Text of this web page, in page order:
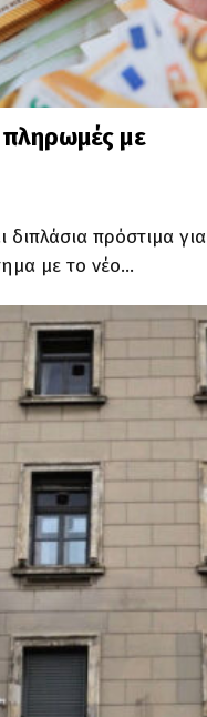
πληρωμές με
πρόστιμα για
με το νέο…